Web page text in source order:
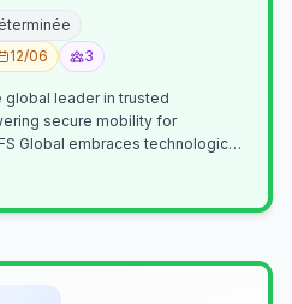
12/06 3
secure mobility for
Global embraces technological